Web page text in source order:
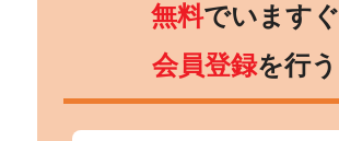
無料でいますぐ
会員登録を行う